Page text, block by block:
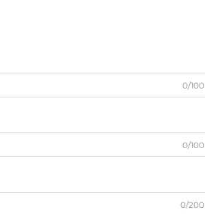
0/100
0/100
0/200